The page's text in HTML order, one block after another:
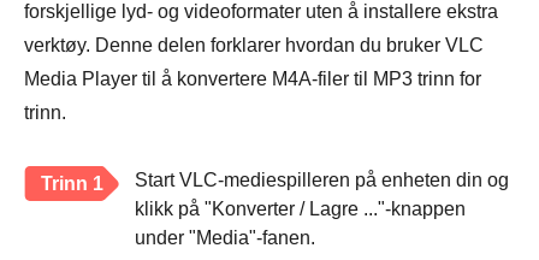
forskjellige lyd- og videoformater uten å installere ekstra
verktøy. Denne delen forklarer hvordan du bruker VLC
Media Player til å konvertere M4A-filer til MP3 trinn for
trinn.
Trinn 1
Start VLC-mediespilleren på enheten din og
klikk på "Konverter / Lagre ..."-knappen
under "Media"-fanen.